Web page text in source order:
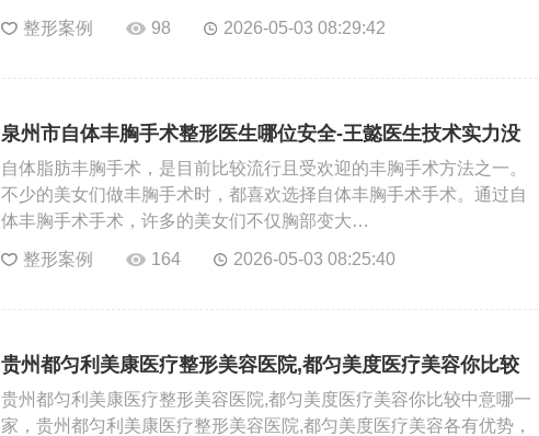
整形案例 98 2026-05-03 08:29:42
泉州市自体丰胸手术整形医生哪位安全-王懿医生技术实力没
得挑
自体脂肪丰胸手术，是目前比较流行且受欢迎的丰胸手术方法之一。
不少的美女们做丰胸手术时，都喜欢选择自体丰胸手术手术。通过自
体丰胸手术手术，许多的美女们不仅胸部变大…
整形案例 164 2026-05-03 08:25:40
贵州都匀利美康医疗整形美容医院,都匀美度医疗美容你比较
中意哪一家
贵州都匀利美康医疗整形美容医院,都匀美度医疗美容你比较中意哪一
家，贵州都匀利美康医疗整形美容医院,都匀美度医疗美容各有优势，